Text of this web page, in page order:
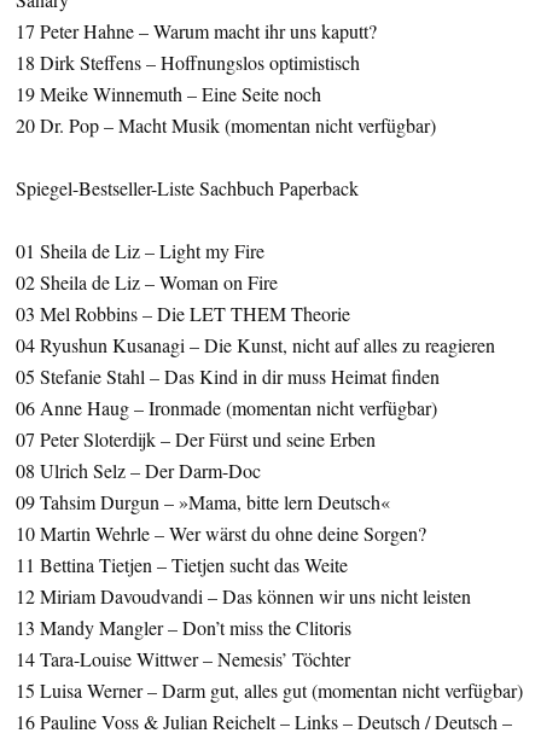
17 Peter Hahne – Warum macht ihr uns kaputt?
18 Dirk Steffens – Hoffnungslos optimistisch
19 Meike Winnemuth – Eine Seite noch
20 Dr. Pop – Macht Musik (momentan nicht verfügbar)
Spiegel-Bestseller-Liste Sachbuch Paperback
01 Sheila de Liz – Light my Fire
02 Sheila de Liz – Woman on Fire
03 Mel Robbins – Die LET THEM Theorie
04 Ryushun Kusanagi – Die Kunst, nicht auf alles zu reagieren
05 Stefanie Stahl – Das Kind in dir muss Heimat finden
06 Anne Haug – Ironmade (momentan nicht verfügbar)
07 Peter Sloterdijk – Der Fürst und seine Erben
08 Ulrich Selz – Der Darm-Doc
09 Tahsim Durgun – »Mama, bitte lern Deutsch«
10 Martin Wehrle – Wer wärst du ohne deine Sorgen?
11 Bettina Tietjen – Tietjen sucht das Weite
12 Miriam Davoudvandi – Das können wir uns nicht leisten
13 Mandy Mangler – Don’t miss the Clitoris
14 Tara-Louise Wittwer – Nemesis’ Töchter
15 Luisa Werner – Darm gut, alles gut (momentan nicht verfügbar)
16 Pauline Voss & Julian Reichelt – Links – Deutsch / Deutsch –